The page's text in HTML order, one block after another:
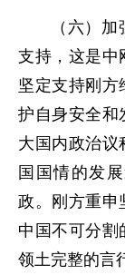
（六）
支持，这是中
坚定支持刚方
护自身安全和
大国内政治议
国国情的发
政。刚方重申
中国不可分割
领土完整的言